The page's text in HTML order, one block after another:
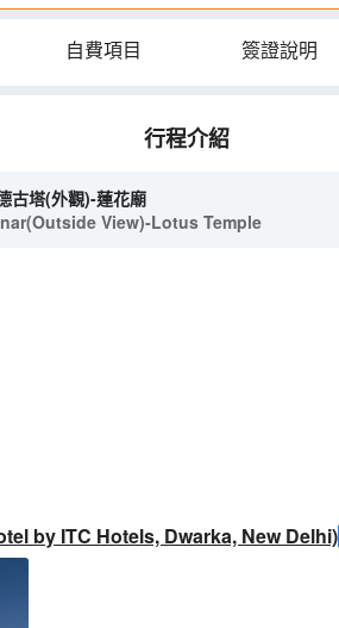
自費項目 簽證說明
行程介紹
古塔(外觀)-蓮花廟
View)-Lotus Temple
by ITC Hotels, Dwarka, New Delhi)